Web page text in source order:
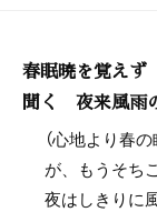
春眠暁を覚えず
聞く 夜来風雨
（心地より春
が、もうそち
夜はしきりに